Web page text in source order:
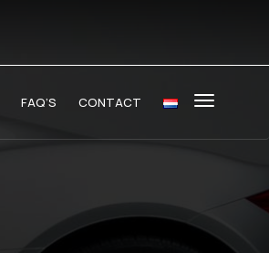
FAQ’S CONTACT